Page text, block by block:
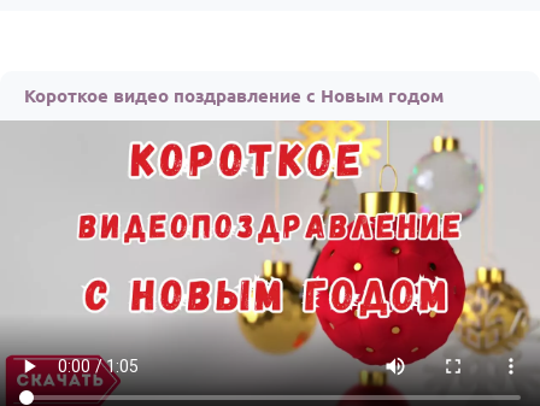
Короткое видео поздравление с Новым годом